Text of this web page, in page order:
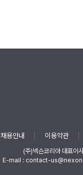
채용안내 이용약관
(주)넥슨코리아 대표이
E-mail : contact-